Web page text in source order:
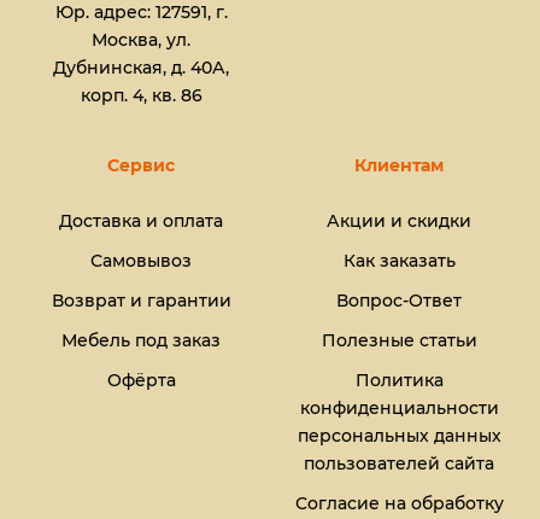
Юр. адрес: 127591, г.
Москва, ул.
Дубнинская, д. 40А,
корп. 4, кв. 86
Сервис
Доставка и оплата
Самовывоз
Возврат и гарантии
Мебель под заказ
Офёрта
Клиентам
Акции и скидки
Как заказать
Вопрос-Ответ
Полезные статьи
Политика
конфиденциальности
персональных данных
пользователей сайта
Согласие на обработку